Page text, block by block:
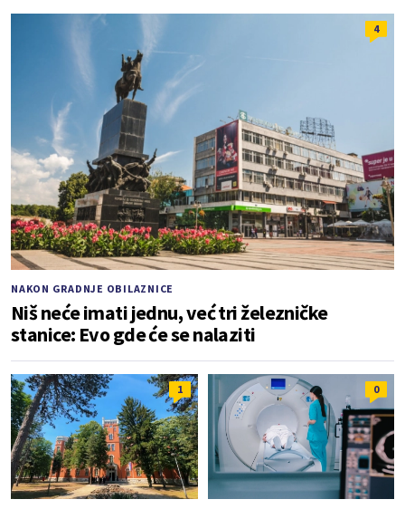
4
NAKON GRADNJE OBILAZNICE
Niš neće imati jednu, već tri železničke
stanice: Evo gde će se nalaziti
1 0